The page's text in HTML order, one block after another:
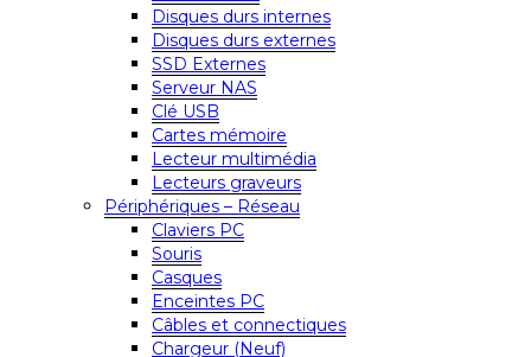
Disques durs internes
Disques durs externes
SSD Externes
Serveur NAS
Clé USB
Cartes mémoire
Lecteur multimédia
Lecteurs graveurs
Périphériques – Réseau
Claviers PC
Souris
Casques
Enceintes PC
Câbles et connectiques
Chargeur (Neuf)